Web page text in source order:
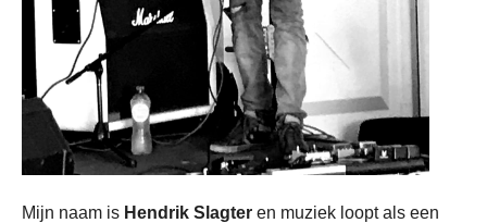
Mijn naam is Hendrik Slagter en muziek loopt als een